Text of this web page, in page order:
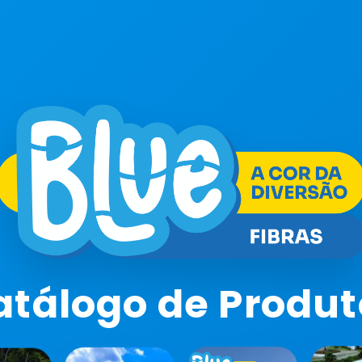
de